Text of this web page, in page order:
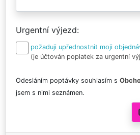
Urgentní výjezd
požaduji upřednostnit moji
(je účtován poplatek za urgentní
Odesláním poptávky souhlasím s
jsem s nimi seznámen.